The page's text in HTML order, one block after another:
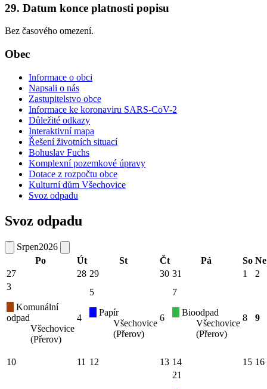
29. Datum konce platnosti popisu
Bez časového omezení.
Obec
Informace o obci
Napsali o nás
Zastupitelstvo obce
Informace ke koronaviru SARS-CoV-2
Důležité odkazy
Interaktivní mapa
Řešení životních situací
Bohuslav Fuchs
Komplexní pozemkové úpravy
Dotace z rozpočtu obce
Kulturní dům Všechovice
Svoz odpadu
Svoz odpadu
Srpen2026
Po
Út St Čt Pá So Ne
27
28 29 30 31 1
2
3
Komunální
odpad
Všechovice
(Přerov)
4
5
Papír
Všechovice
(Přerov)
6
7
Bioodpad
Všechovice
(Přerov)
8 9
10 11 12 13 14 15 16
21